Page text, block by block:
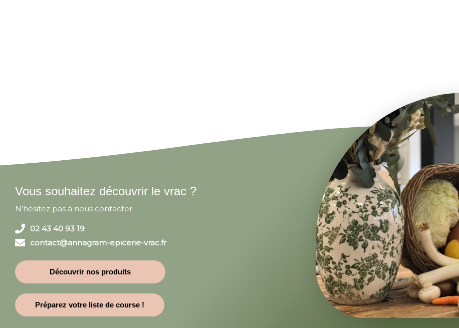
Vous souhaitez découvrir le vrac ?
N’hésitez pas à nous contacter.
02 43 40 93 19
contact@annagram-epicerie-vrac.fr
Découvrir nos produits
Préparez votre liste de course !